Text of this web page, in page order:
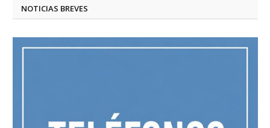
NOTICIAS BREVES